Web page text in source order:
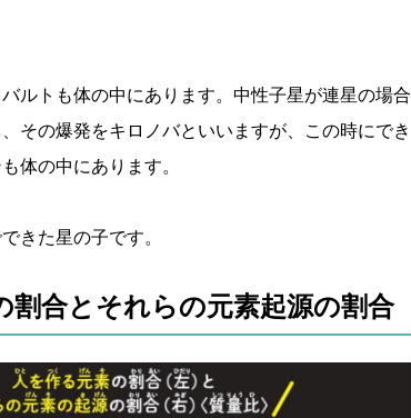
ルトも体の中にあります。中性子星が連星の場合
その爆発をキロノバといいますが、この時にでき
体の中にあります。
きた星の子です。
割合とそれらの元素起源の割合